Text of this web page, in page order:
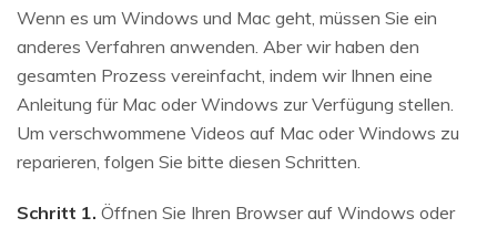
Wenn es um Windows und Mac geht, müssen Sie ein
anderes Verfahren anwenden. Aber wir haben den
gesamten Prozess vereinfacht, indem wir Ihnen eine
Anleitung für Mac oder Windows zur Verfügung stellen.
Um verschwommene Videos auf Mac oder Windows zu
reparieren, folgen Sie bitte diesen Schritten.
Schritt 1. Öffnen Sie Ihren Browser auf Windows oder